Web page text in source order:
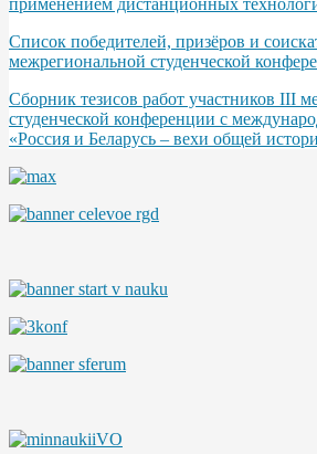
Список победителей, призёров и
межрегиональной студенческой
Сборник тезисов работ участников III
студенческой конференции с
«Россия и Беларусь – вехи общей